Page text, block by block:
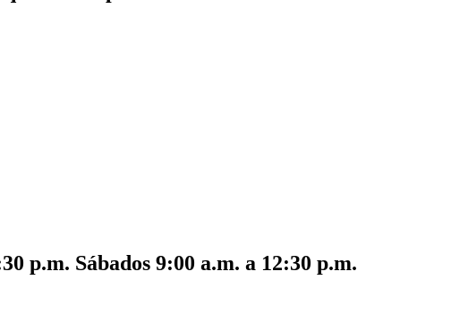
p.m. Sábados 9:00 a.m. a 12:30 p.m.